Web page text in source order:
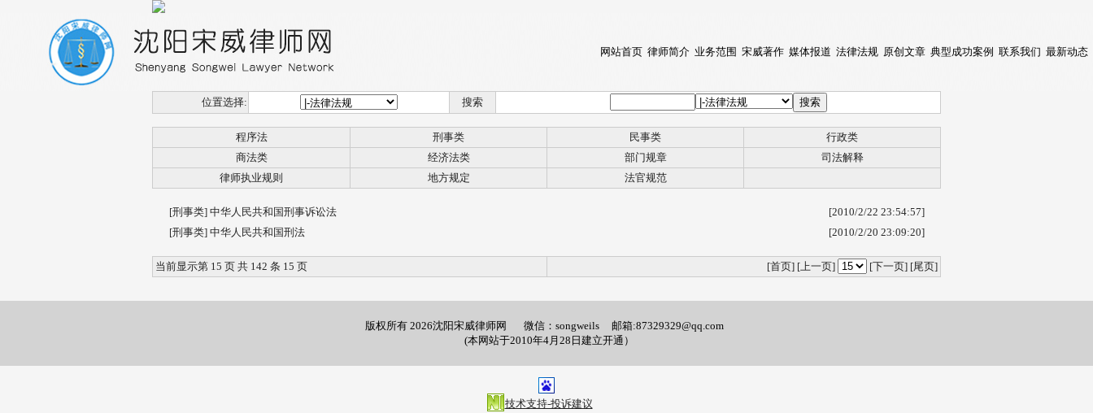
网站首页 律师简介 业务范围 宋威著作 媒体报道 法律法规 原创文章 典型成功案例 联系我们 最新动态
位置选择: 搜索
程序法 刑事类 民事类
行政类
商法类
经济法类 部门规章
司法解释
律师执业规则
地方规定 法官规范
[刑事类] 中华人民共和国刑事诉讼法
[2010/2/22 23:54:57]
[刑事类] 中华人民共和国刑法 [2010/2/20 23:09:20]
当前显示第 15 页 共 142 条 15 页 [首页] [上一页] [下一页] [尾页]
版权所有 2026沈阳宋威律师网 微信：songweils 邮箱:87329329@qq.com
(本网站于2010年4月28日建立开通）
技术支持-投诉建议